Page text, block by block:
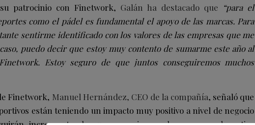
patrocinio con Finetwork, Galán ha destacado que “para el
como el pádel es fundamental el apoyo de las marcas. Para
sentirme identificado con los valores de las empresas que me
puedo decir que estoy muy contento de sumarme este año al
.Estoy seguro de que juntos conseguiremos muchos
Finetwork, Manuel Hernández, CEO de la compañía, señaló que
están teniendo un impacto muy positivo a nivel de negocio